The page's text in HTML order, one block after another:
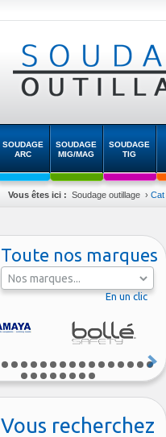
SOUDAGE
ARC
SOUDAGE
MIG/MAG
SOUDAGE
TIG
Vous êtes ici : Soudage outillage› Cat
Toute nos marques
En un clic
Vous recherchez